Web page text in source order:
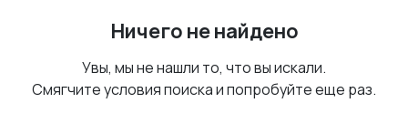
Ничего не найдено
Увы, мы не нашли то, что вы искали.
Смягчите условия поиска и попробуйте еще раз.